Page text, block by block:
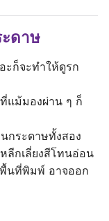
ดาษ
ะก็จะทำให้ดูรก
แม้มองผ่าน ๆ ก็
กระดาษทั้งสอง
ลีกเลี่ยงสีโทนอ่อน
นที่พิมพ์ อาจออก